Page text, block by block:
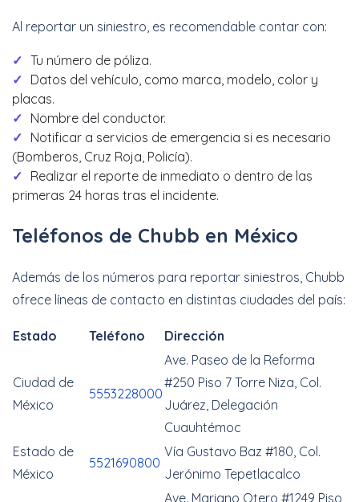
Al reportar un siniestro, es recomendable contar con:
Tu número de póliza.
Datos del vehículo, como marca, modelo, color y
placas.
Nombre del conductor.
Notificar a servicios de emergencia si es necesario
(Bomberos, Cruz Roja, Policía).
Realizar el reporte de inmediato o dentro de las
primeras 24 horas tras el incidente.
Teléfonos de Chubb en México
Además de los números para reportar siniestros, Chubb
ofrece líneas de contacto en distintas ciudades del país:
Estado Teléfono Dirección
Ciudad de
México
5553228000
Ave. Paseo de la Reforma
#250 Piso 7 Torre Niza, Col.
Juárez, Delegación
Cuauhtémoc
Estado de
México
5521690800
Vía Gustavo Baz #180, Col.
Jerónimo Tepetlacalco
Ave. Mariano Otero #1249 Piso